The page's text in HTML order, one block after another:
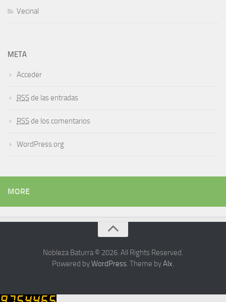
Vecinal
META
Acceder
RSS de las entradas
RSS de los comentarios
WordPress.org
MORE
Nobleza Baturra © 2026. All Rights Reserved.
Powered byWordPress. Theme byAlx.